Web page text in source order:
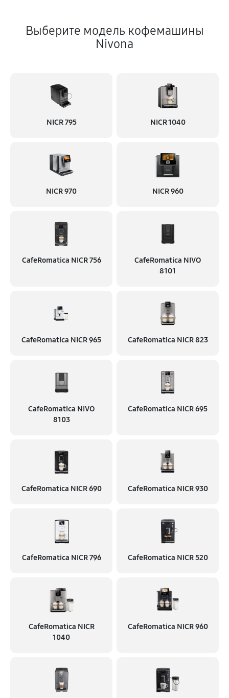
Выберите модель кофемашины
Nivona
NICR 795 NICR 1040
NICR 970 NICR 960
CafeRomatica NICR 756
CafeRomatica NIVO
8101
CafeRomatica NICR 965 CafeRomatica NICR 823
CafeRomatica NIVO
8103
CafeRomatica NICR 695
CafeRomatica NICR 690 CafeRomatica NICR 930
CafeRomatica NICR 796 CafeRomatica NICR 520
CafeRomatica NICR
1040
CafeRomatica NICR 960